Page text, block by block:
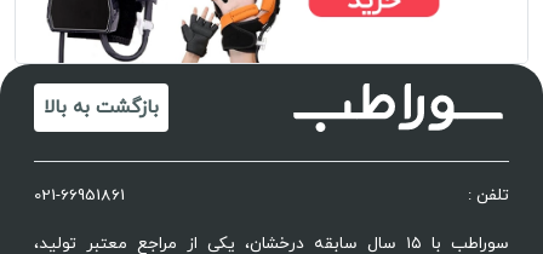
بازگشت به بالا
تلفن : 021-66951861
سوراطب با ۱۵ سال سابقه درخشان، یکی از مراجع معتبر تولید،